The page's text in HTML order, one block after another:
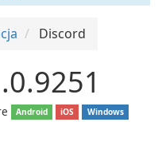
Discord
Android iOS
Windows